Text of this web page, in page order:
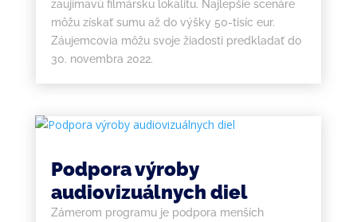
zaujímavú filmársku lokalitu. Najlepšie scenáre
môžu získať sumu až do výšky 50-tisíc eur.
Záujemcovia môžu svoje žiadosti predkladať do
30. novembra 2022.
Podpora výroby
audiovizuálnych diel
Zámerom programu je podpora menších